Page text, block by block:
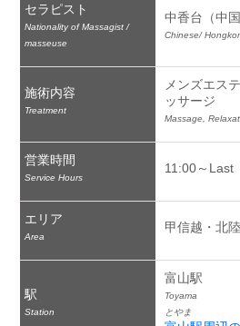
セラピスト
Nationality of Massagist /
masseuse
中香台（中
Chinese/
施術内容
Treatment
メンズエス
ッサージ
Massage,
営業時間
Service Hours
11:00～Last
エリア
Area
甲信越・北
駅
Station
富山駅
Toyama
とやま